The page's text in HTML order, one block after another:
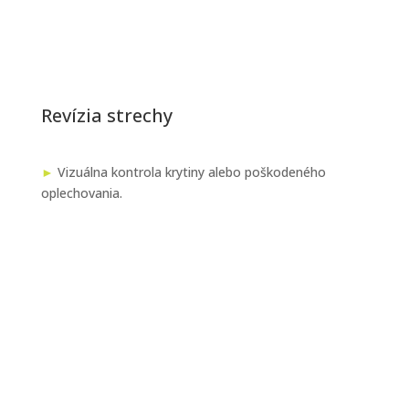
Revízia strechy
► Vizuálna kontrola krytiny alebo poškodeného
oplechovania.